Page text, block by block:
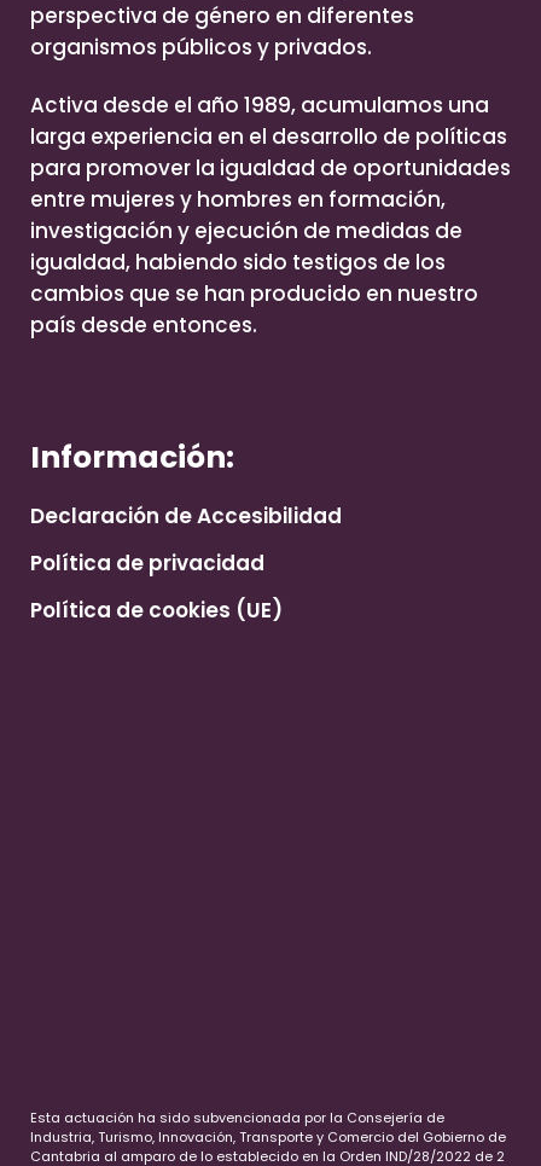
perspectiva de género en diferentes
organismos públicos y privados.
Activa desde el año 1989, acumulamos una
larga experiencia en el desarrollo de políticas
para promover la igualdad de oportunidades
entre mujeres y hombres en formación,
investigación y ejecución de medidas de
igualdad, habiendo sido testigos de los
cambios que se han producido en nuestro
país desde entonces.
Información:
Declaración de Accesibilidad
Política de privacidad
Política de cookies (UE)
Esta actuación ha sido subvencionada por la Consejería de
Industria, Turismo, Innovación, Transporte y Comercio del Gobierno de
Cantabria al amparo de lo establecido en la Orden IND/28/2022 de 2